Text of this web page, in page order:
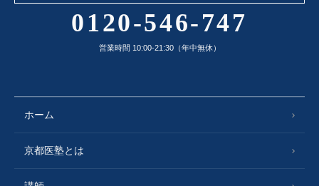
ホーム
京都医塾とは
0120-546-747
営業時間 10:00-21:30（年中無休）